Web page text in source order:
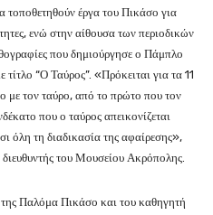
τοποθετηθούν έργα του Πικάσο για
ενώ στην αίθουσα των περιοδικών
που δημιούργησε ο Πάμπλο
“Ο Ταύρος”. «Πρόκειται για τα 11
με τον ταύρο, από το πρώτο που τον
που ο ταύρος απεικονίζεται
όλη τη διαδικασία της αφαίρεσης»,
του Μουσείου Ακρόπολης.
Παλόμα Πικάσο και του καθηγητή